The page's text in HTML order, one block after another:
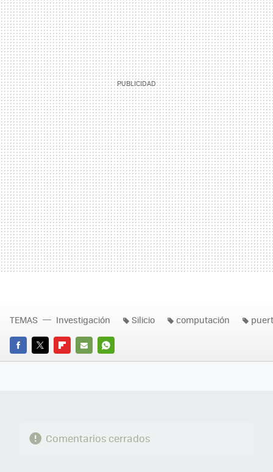
FACEBOOK
TWITTERFLIPBOARD
E-
WHATSAPP
TEMAS Investigación Silicio computación
Comentarios cerrados